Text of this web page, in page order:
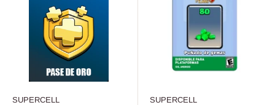
SUPERCELL SUPERCELL